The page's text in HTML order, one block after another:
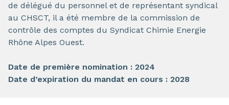
de délégué du personnel et de représentant syndical
au CHSCT, il a été membre de la commission de
contrôle des comptes du Syndicat Chimie Energie
Rhône Alpes Ouest.
Date de première nomination : 2024
Date d’expiration du mandat en cours : 2028